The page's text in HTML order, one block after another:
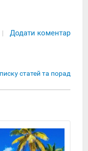
| Додати коментар
статей та порад